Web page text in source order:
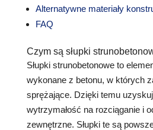
Alternatywne materiały
FAQ
Czym są słupki
Słupki strunobetonowe to
wykonane z betonu, w których
sprężające. Dzięki temu
wytrzymałość na rozciąganie i
zewnętrzne. Słupki te są